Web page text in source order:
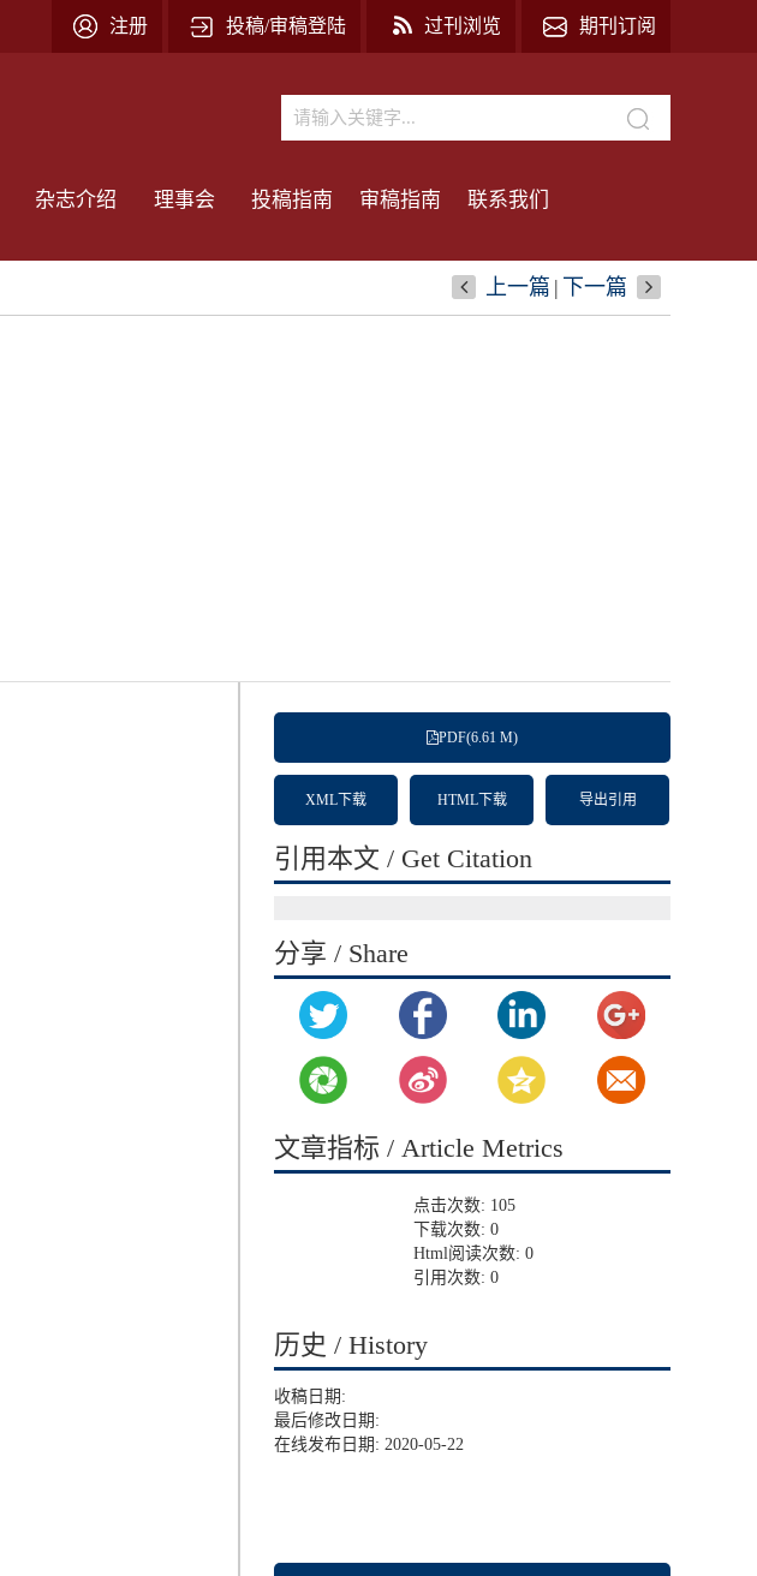
期刊订阅
过刊浏览
投稿/审稿登陆
注册
杂志介绍 理事会 投稿指南 审稿指南 联系我们
上一篇 | 下一篇
PDF(6.61 M)
XML下载 HTML下载 导出引用
引用本文 / Get Citation
分享 / Share
文章指标 / Article Metrics
点击次数: 105
下载次数: 0
Html阅读次数: 0
引用次数: 0
历史 / History
收稿日期:
最后修改日期:
在线发布日期: 2020-05-22